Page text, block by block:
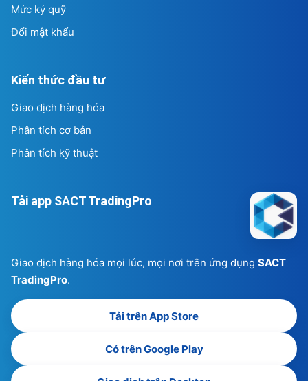
Mức ký quỹ
Đổi mật khẩu
Kiến thức đầu tư
Giao dịch hàng hóa
Phân tích cơ bản
Phân tích kỹ thuật
Tải app SACT TradingPro
Giao dịch hàng hóa mọi lúc, mọi nơi trên ứng dụng SACT
TradingPro.
Tải trên App Store
Có trên Google Play